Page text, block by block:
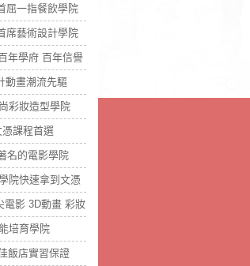
屈一指餐飲學院
席藝術設計學院
年學府 百年信譽
動畫潮流先驅
彩妝造型學院
課程首選
名的電影學院
院快速拿到文憑
電影 3D動畫 彩妝
培育學院
飯店實習保證